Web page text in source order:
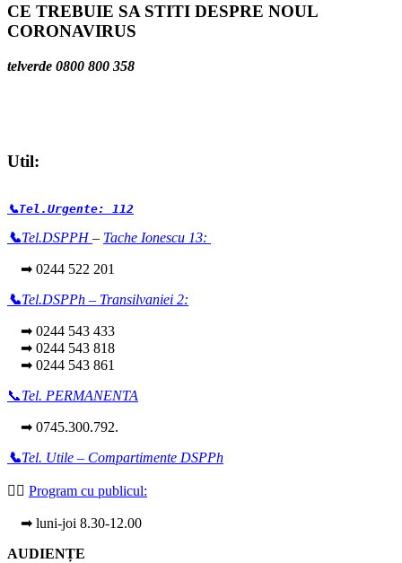
CE TREBUIE SA STITI DESPRE NOUL
CORONAVIRUS
telverde 0800 800 358
Util:
📞Tel.Urgente: 112
📞Tel.DSPPH– Tache Ionescu 13:
➡ 0244 522 201
📞Tel.DSPPh – Transilvaniei 2:
➡ 0244 543 433
➡ 0244 543 818
➡ 0244 543 861
📞Tel. PERMANENTA
➡ 0745.300.792.
📞Tel. Utile – Compartimente DSPPh
👩‍⚕️ Program cu publicul:
➡ luni-joi 8.30-12.00
AUDIENȚE